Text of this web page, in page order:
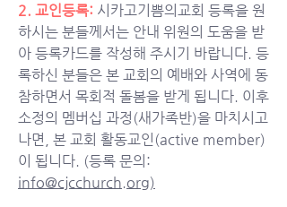
2. 교인등록: 시카고기쁨의교회 등록을 원
하시는 분들께서는 안내 위원의 도움을 받
아 등록카드를 작성해 주시기 바랍니다. 등
록하신 분들은 본 교회의 예배와 사역에 동
참하면서 목회적 돌봄을 받게 됩니다. 이후
소정의 멤버십 과정(새가족반)을 마치시고
나면, 본 교회 활동교인(active member)
info@cjcchurch.org)